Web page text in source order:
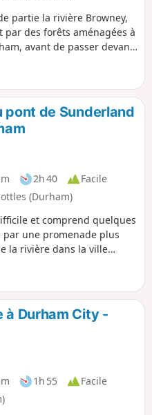
partie la rivière Browney,
par des forêts aménagées à
avant de passer devant
une promenade le long
de Durham.
pont de Sunderland
2h 40
Facile
(Durham)
et comprend quelques
une promenade plus
la rivière dans la ville
devant plusieurs fermes,
Shincliffe Hall. Ces sites
de bons points de
à Durham City -
1h 55
Facile